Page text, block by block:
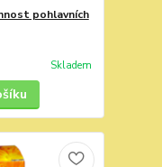
pohlavních
Skladem